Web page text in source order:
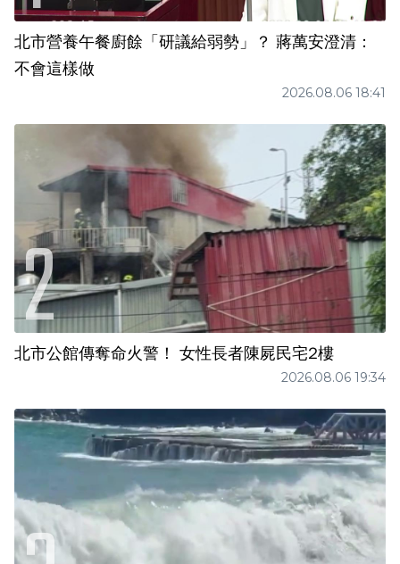
北市營養午餐廚餘「研議給弱勢」？ 蔣萬安澄清：
不會這樣做
2026.08.06 18:41
北市公館傳奪命火警！ 女性長者陳屍民宅2樓
2026.08.06 19:34